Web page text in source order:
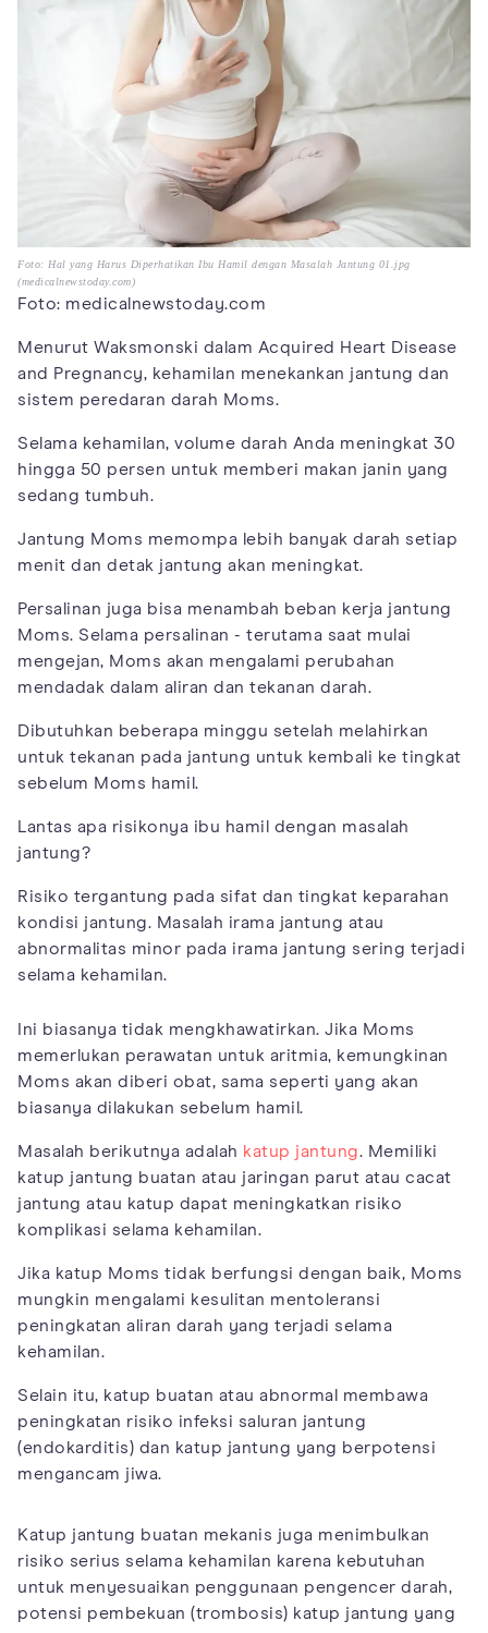
Foto: Hal yang Harus Diperhatikan Ibu Hamil dengan Masalah Jantung 01.jpg
(medicalnewstoday.com)
Foto: medicalnewstoday.com
Menurut Waksmonski dalam Acquired Heart Disease
and Pregnancy, kehamilan menekankan jantung dan
sistem peredaran darah Moms.
Selama kehamilan, volume darah Anda meningkat 30
hingga 50 persen untuk memberi makan janin yang
sedang tumbuh.
Jantung Moms memompa lebih banyak darah setiap
menit dan detak jantung akan meningkat.
Persalinan juga bisa menambah beban kerja jantung
Moms. Selama persalinan - terutama saat mulai
mengejan, Moms akan mengalami perubahan
mendadak dalam aliran dan tekanan darah.
Dibutuhkan beberapa minggu setelah melahirkan
untuk tekanan pada jantung untuk kembali ke tingkat
sebelum Moms hamil.
Lantas apa risikonya ibu hamil dengan masalah
jantung?
Risiko tergantung pada sifat dan tingkat keparahan
kondisi jantung. Masalah irama jantung atau
abnormalitas minor pada irama jantung sering terjadi
selama kehamilan.
Ini biasanya tidak mengkhawatirkan. Jika Moms
memerlukan perawatan untuk aritmia, kemungkinan
Moms akan diberi obat, sama seperti yang akan
biasanya dilakukan sebelum hamil.
Masalah berikutnya adalah katup jantung. Memiliki
katup jantung buatan atau jaringan parut atau cacat
jantung atau katup dapat meningkatkan risiko
komplikasi selama kehamilan.
Jika katup Moms tidak berfungsi dengan baik, Moms
mungkin mengalami kesulitan mentoleransi
peningkatan aliran darah yang terjadi selama
kehamilan.
Selain itu, katup buatan atau abnormal membawa
peningkatan risiko infeksi saluran jantung
(endokarditis) dan katup jantung yang berpotensi
mengancam jiwa.
Katup jantung buatan mekanis juga menimbulkan
risiko serius selama kehamilan karena kebutuhan
untuk menyesuaikan penggunaan pengencer darah,
potensi pembekuan (trombosis) katup jantung yang